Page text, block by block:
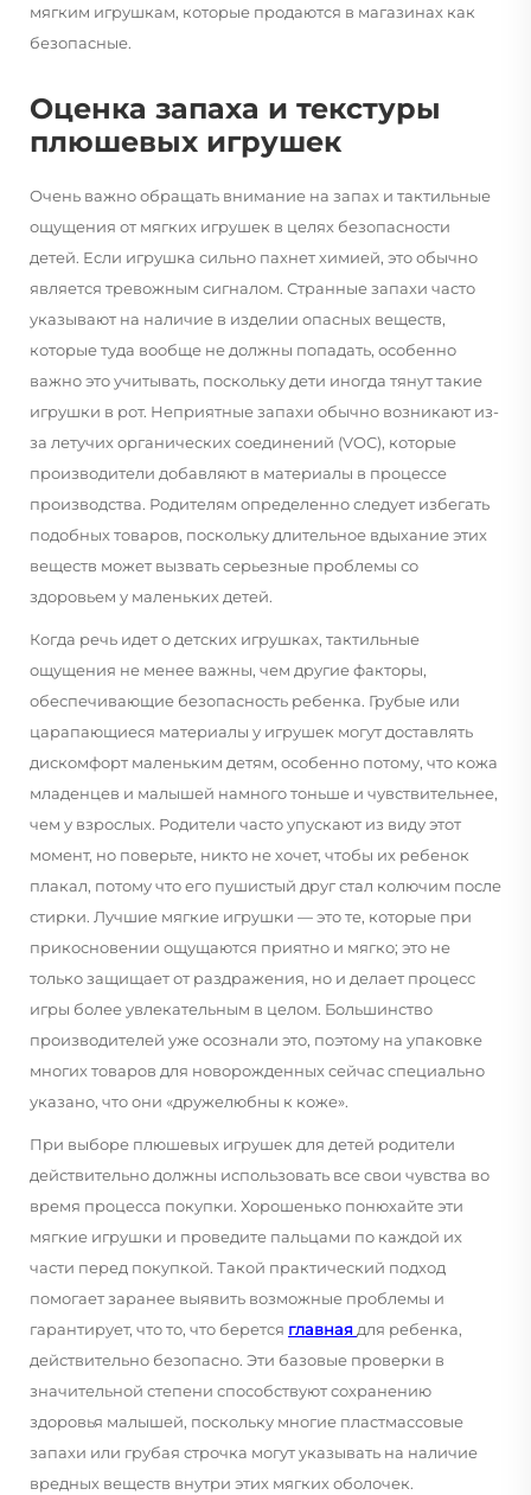
мягким игрушкам, которые продаются в магазинах как
безопасные.
Оценка запаха и текстуры
плюшевых игрушек
Очень важно обращать внимание на запах и тактильные
ощущения от мягких игрушек в целях безопасности
детей. Если игрушка сильно пахнет химией, это обычно
является тревожным сигналом. Странные запахи часто
указывают на наличие в изделии опасных веществ,
которые туда вообще не должны попадать, особенно
важно это учитывать, поскольку дети иногда тянут такие
игрушки в рот. Неприятные запахи обычно возникают из-
за летучих органических соединений (VOC), которые
производители добавляют в материалы в процессе
производства. Родителям определенно следует избегать
подобных товаров, поскольку длительное вдыхание этих
веществ может вызвать серьезные проблемы со
здоровьем у маленьких детей.
Когда речь идет о детских игрушках, тактильные
ощущения не менее важны, чем другие факторы,
обеспечивающие безопасность ребенка. Грубые или
царапающиеся материалы у игрушек могут доставлять
дискомфорт маленьким детям, особенно потому, что кожа
младенцев и малышей намного тоньше и чувствительнее,
чем у взрослых. Родители часто упускают из виду этот
момент, но поверьте, никто не хочет, чтобы их ребенок
плакал, потому что его пушистый друг стал колючим после
стирки. Лучшие мягкие игрушки — это те, которые при
прикосновении ощущаются приятно и мягко; это не
только защищает от раздражения, но и делает процесс
игры более увлекательным в целом. Большинство
производителей уже осознали это, поэтому на упаковке
многих товаров для новорожденных сейчас специально
указано, что они «дружелюбны к коже».
При выборе плюшевых игрушек для детей родители
действительно должны использовать все свои чувства во
время процесса покупки. Хорошенько понюхайте эти
мягкие игрушки и проведите пальцами по каждой их
части перед покупкой. Такой практический подход
помогает заранее выявить возможные проблемы и
гарантирует, что то, что берется главная для ребенка,
действительно безопасно. Эти базовые проверки в
значительной степени способствуют сохранению
здоровья малышей, поскольку многие пластмассовые
запахи или грубая строчка могут указывать на наличие
вредных веществ внутри этих мягких оболочек.